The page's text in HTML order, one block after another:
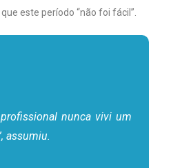
este período “não foi fácil”.
nunca vivi um
assumiu.